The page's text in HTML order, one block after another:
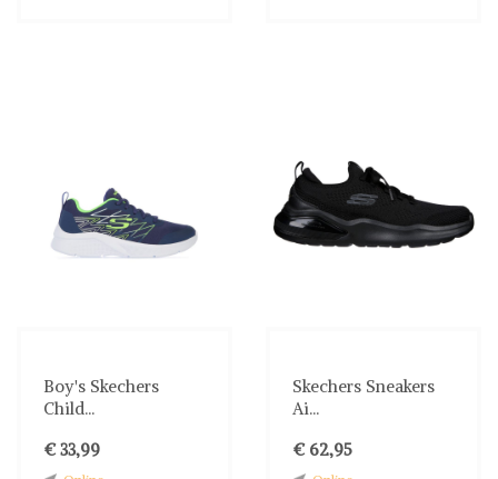
Boy's Skechers
Child...
€ 33,99
Skechers Sneakers
Ai...
€ 62,95